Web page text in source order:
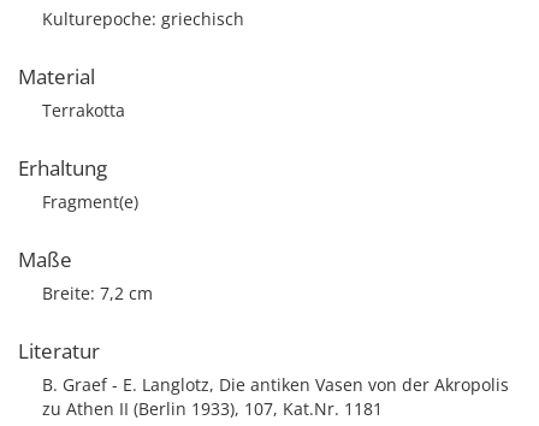
Kulturepoche: griechisch
Material
Terrakotta
Erhaltung
Fragment(e)
Maße
Breite: 7,2 cm
Literatur
B. Graef - E. Langlotz, Die antiken Vasen von der Akropolis
zu Athen II (Berlin 1933), 107, Kat.Nr. 1181